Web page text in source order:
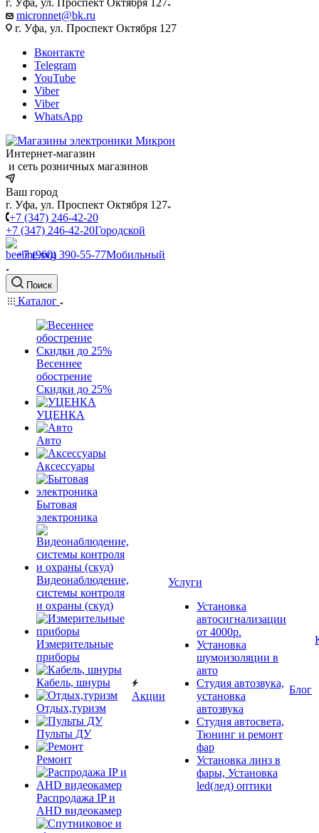
г. Уфа, ул. Проспект Октября 127
micronnet@bk.ru
г. Уфа, ул. Проспект Октября 127
Вконтакте
Telegram
YouTube
Viber
Viber
WhatsApp
Интернет-магазин
и сеть розничных магазинов
Ваш город
г. Уфа, ул. Проспект Октября 127
+7 (347) 246-42-20
+7 (347) 246-42-20Городской
+7 (960) 390-55-77Мобильный
Поиск
Каталог
Весеннее
обострение
Скидки до 25%
УЦЕНКА
Авто
Аксессуары
Бытовая
электроника
Видеонаблюдение,
системы контроля
и охраны (скуд)
Измерительные
приборы
Кабель, шнуры
Отдых,туризм
Пульты ДУ
Ремонт
Распродажа IP и
AHD видеокамер
Акции
Услуги
Установка
автосигнализации
от 4000р.
Установка
шумоизоляции в
авто
Студия автозвука,
установка
автозвука
Студия автосвета,
Тюнинг и ремонт
фар
Установка линз в
фары, Установка
led(лед) оптики
Блог